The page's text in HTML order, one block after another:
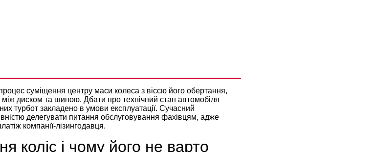
суміщення центру маси колеса з віссю його обертання,
між диском та шиною. Дбати про технічний стан автомобіля
турбот закладено в умови експлуатації. Сучасний
делегувати питання обслуговування фахівцям, адже
компанії-лізингодавця.
коліс і чому його не варто